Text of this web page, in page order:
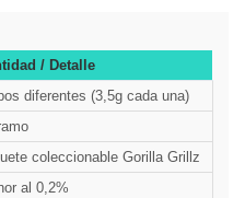
/ Detalle
diferentes (3,5g cada una)
coleccionable Gorilla Grillz
al 0,2%